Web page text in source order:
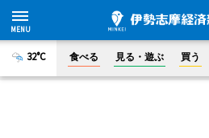
32°C 食べる 見る・遊ぶ 買う